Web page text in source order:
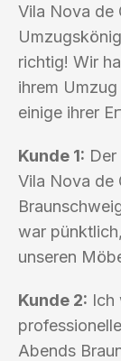
Vila Nova de
richtig! Wir
ihrem
einige ihrer
Kunde 1:
Vila Nova de
war
unseren
Kunde 2: Ich
Abends